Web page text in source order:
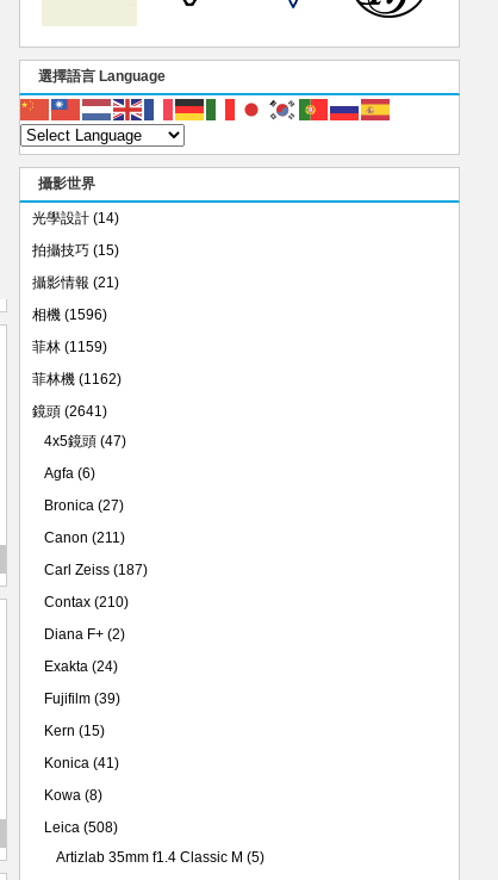
選擇語言 Language
攝影世界
光學設計 (14)
拍攝技巧 (15)
攝影情報 (21)
相機 (1596)
菲林 (1159)
菲林機 (1162)
鏡頭 (2641)
4x5鏡頭 (47)
Agfa (6)
Bronica (27)
Canon (211)
Carl Zeiss (187)
Contax (210)
Diana F+ (2)
Exakta (24)
Fujifilm (39)
Kern (15)
Konica (41)
Kowa (8)
Leica (508)
Artizlab 35mm f1.4 Classic M (5)